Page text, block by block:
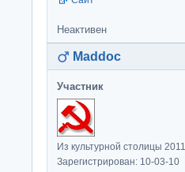
Неактивен
Maddoc
Участник
Из культурной столицы 2011
Зарегистрирован: 10-03-10